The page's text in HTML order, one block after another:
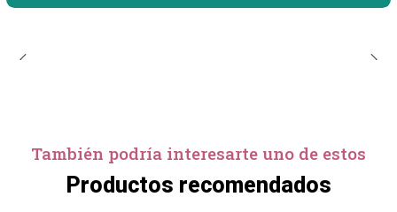
También podría interesarte uno de estos
Productos recomendados